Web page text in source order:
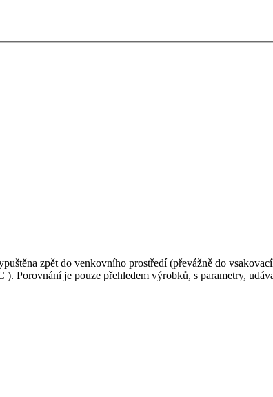
zpět do venkovního prostředí (převážně do
Porovnání je pouze přehledem výrobků, s parametry,